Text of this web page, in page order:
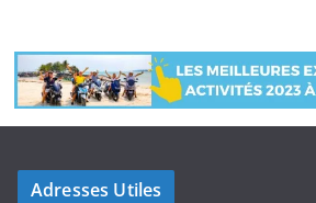
Adresses Utiles